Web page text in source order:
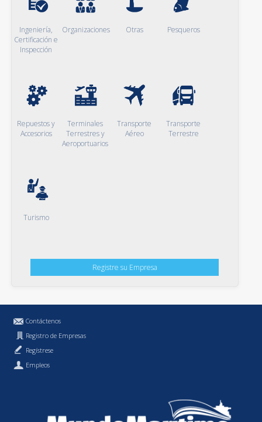
Ingeniería,
Certificación e
Inspección
Organizaciones Otras Pesqueros
Repuestos y
Accesorios
Terminales
Terrestres y
Aeroportuarios
Transporte
Aéreo
Transporte
Terrestre
Turismo
Registre su Empresa
Contáctenos
Registro de Empresas
Regístrese
Empleos